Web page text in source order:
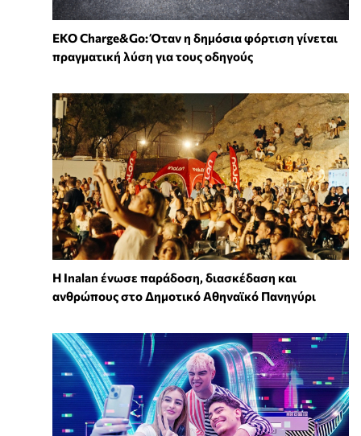
EKO Charge&Go: Όταν η δημόσια φόρτιση γίνεται
πραγματική λύση για τους οδηγούς
Η Inalan ένωσε παράδοση, διασκέδαση και
ανθρώπους στο Δημοτικό Αθηναϊκό Πανηγύρι